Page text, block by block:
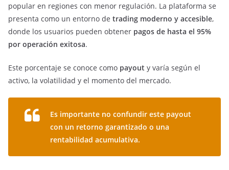
popular en regiones con menor regulación. La plataforma se
presenta como un entorno de trading moderno y accesible,
donde los usuarios pueden obtener pagos de hasta el 95%
por operación exitosa.
Este porcentaje se conoce como payout y varía según el
activo, la volatilidad y el momento del mercado.
Es importante no confundir este payout
con un retorno garantizado o una
rentabilidad acumulativa.